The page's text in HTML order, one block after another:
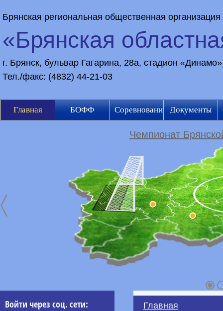
Брянская региональная общественная организация
«Брянская
г. Брянск, бульвар Гагарина, 28а, стадион
Тел./факс: (4832) 44-21-03
Главная БОФФ Соревнования Документы
Чемпионат
Войти через соц. сети:
Главная